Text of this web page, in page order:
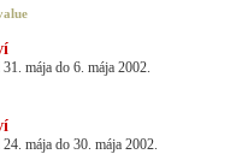
mája do 6. mája 2002.
mája do 30. mája 2002.